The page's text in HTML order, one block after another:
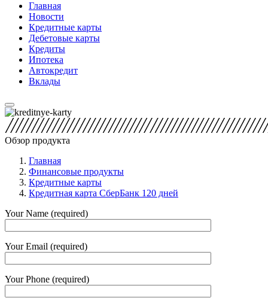
Главная
Новости
Кредитные карты
Дебетовые карты
Кредиты
Ипотека
Автокредит
Вклады
Обзор продукта
Главная
Финансовые продукты
Кредитные карты
Кредитная карта СберБанк 120 дней
Your Name (required)
Your Email (required)
Your Phone (required)